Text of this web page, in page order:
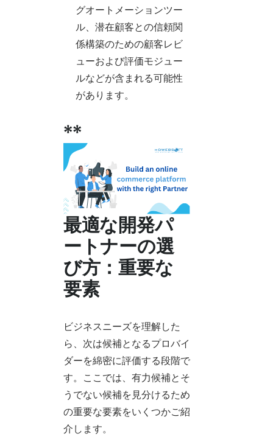
グオートメーションツー
ル、潜在顧客との信頼関
係構築のための顧客レビ
ューおよび評価モジュー
ルなどが含まれる可能性
があります。
**
最適な開発パ
ートナーの選
び方：重要な
要素
ビジネスニーズを理解した
ら、次は候補となるプロバイ
ダーを綿密に評価する段階で
す。ここでは、有力候補とそ
うでない候補を見分けるため
の重要な要素をいくつかご紹
介します。